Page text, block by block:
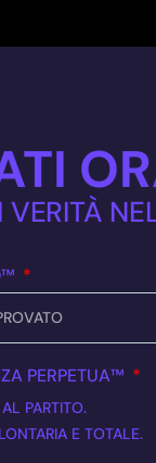
PERPETUA™
PARTITO.
E TOTALE.